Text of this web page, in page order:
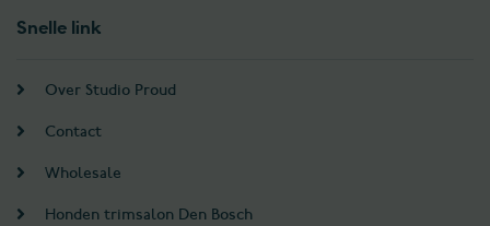
Snelle link
Over Studio Proud
Contact
Wholesale
Honden trimsalon Den Bosch